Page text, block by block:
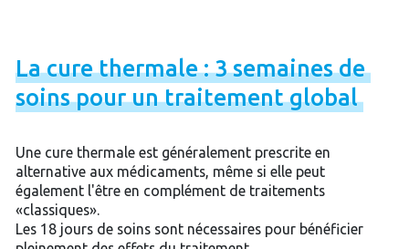
Lacurethermale:3semainesde
soinspouruntraitementglobal
Une cure thermale est généralement prescrite en
alternative aux médicaments, même si elle peut
également l'être en complément de traitements
«classiques».
Les 18 jours de soins sont nécessaires pour bénéficier